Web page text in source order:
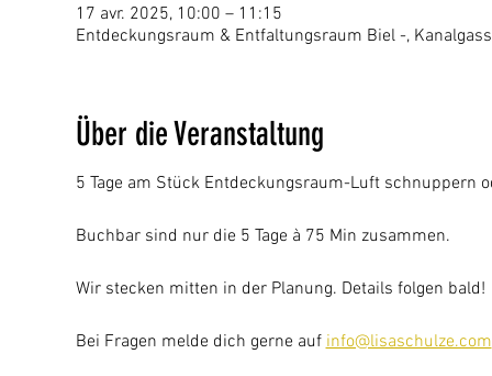
17 avr. 2025, 10:00 – 11:15
Entdeckungsraum & Entfaltungsraum Biel -,
Über die Veranstaltung
5 Tage am Stück Entdeckungsraum-Luft schnuppern
Buchbar sind nur die 5 Tage à 75 Min zusammen.
Wir stecken mitten in der Planung. Details folgen bald!
Bei Fragen melde dich gerne aufinfo@lisaschulze.com